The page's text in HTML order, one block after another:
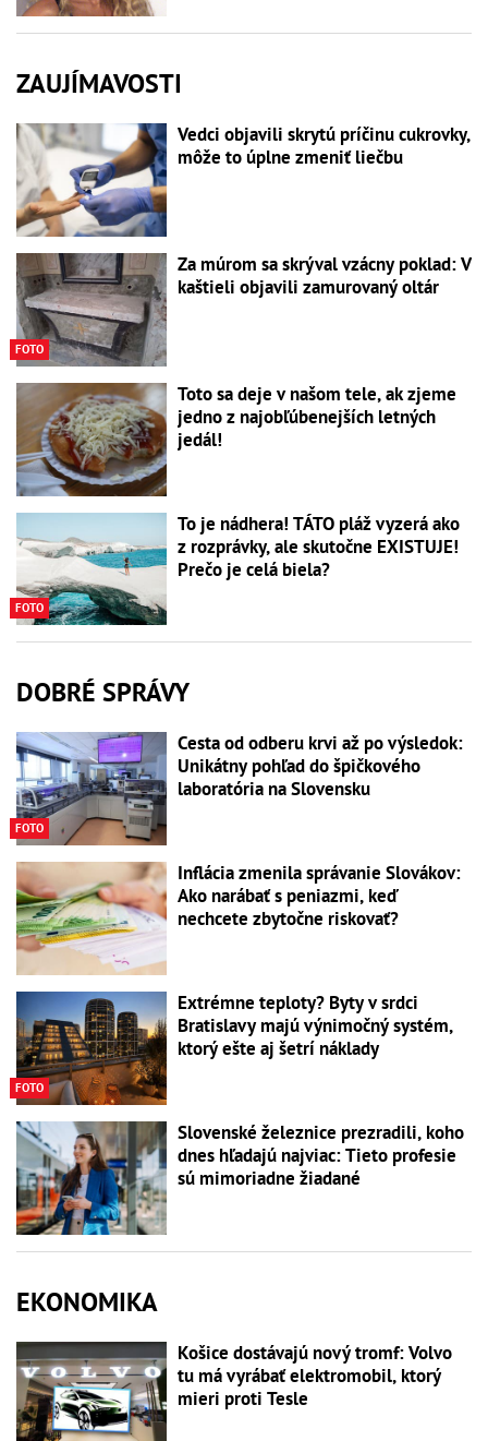
ZAUJÍMAVOSTI
Vedci objavili skrytú príčinu cukrovky,
môže to úplne zmeniť liečbu
FOTO
Za múrom sa skrýval vzácny poklad: V
kaštieli objavili zamurovaný oltár
Toto sa deje v našom tele, ak zjeme
jedno z najobľúbenejších letných
jedál!
FOTO
To je nádhera! TÁTO pláž vyzerá ako
z rozprávky, ale skutočne EXISTUJE!
Prečo je celá biela?
DOBRÉ SPRÁVY
FOTO
Cesta od odberu krvi až po výsledok:
Unikátny pohľad do špičkového
laboratória na Slovensku
Inflácia zmenila správanie Slovákov:
Ako narábať s peniazmi, keď
nechcete zbytočne riskovať?
FOTO
Extrémne teploty? Byty v srdci
Bratislavy majú výnimočný systém,
ktorý ešte aj šetrí náklady
Slovenské železnice prezradili, koho
dnes hľadajú najviac: Tieto profesie
sú mimoriadne žiadané
EKONOMIKA
Košice dostávajú nový tromf: Volvo
tu má vyrábať elektromobil, ktorý
mieri proti Tesle